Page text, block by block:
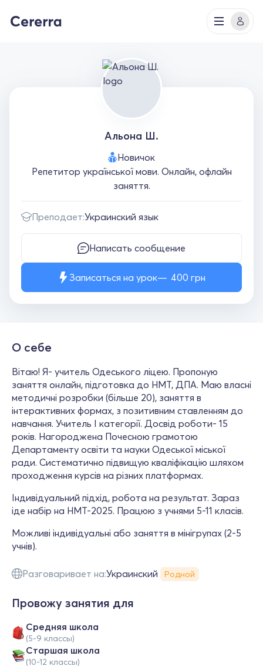
Альона Ш.
Новичок
Репетитор української мови. Онлайн, офлайн
заняття.
Преподает:Украинский язык
Написать сообщение
Записаться на урок 400 грн
О себе
Вітаю! Я- учитель Одеського ліцею. Пропоную
заняття онлайн, підготовка до НМТ, ДПА. Маю власні
методичні розробки (більше 20), заняття в
інтерактивних формах, з позитивним ставленням до
навчання. Учитель І категорії. Досвід роботи- 15
років. Нагороджена Почесною грамотою
Департаменту освіти та науки Одеської міської
ради. Систематично підвищую кваліфікацію шляхом
проходження курсів на різних платформах.
Індивідуальний підхід, робота на результат. Зараз
іде набір на НМТ-2025. Працюю з учнями 5-11 класів.
Можливі індивідуальні або заняття в мінігрупах (2-5
учнів).
Разговаривает на:Украинский Родной
Провожу занятия для
Средняя школа
(5-9 классы)
Cтаршая школа
(10-12 классы)